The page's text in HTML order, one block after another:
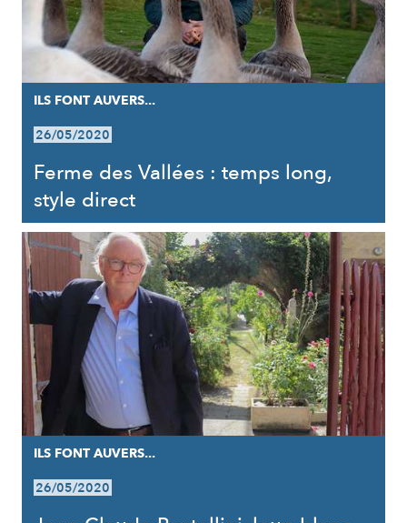
ILS FONT AUVERS...
26/05/2020
Ferme des Vallées : temps long,
style direct
ILS FONT AUVERS...
26/05/2020